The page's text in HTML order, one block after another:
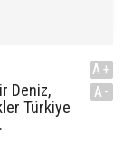
Deniz,
Türkiye
A+
A-